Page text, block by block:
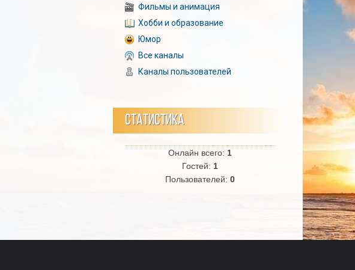
Фильмы и анимация
Хобби и образование
Юмор
Все каналы
Каналы пользователей
СТАТИСТИКА
Онлайн всего: 1
Гостей: 1
Пользователей:0